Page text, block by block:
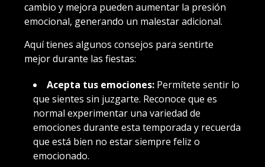
cambio y mejora pueden aumentar la presión
emocional, generando un malestar adicional.
Aquí tienes algunos consejos para sentirte
mejor durante las fiestas:
Acepta tus emociones: Permítete sentir lo
que sientes sin juzgarte. Reconoce que es
normal experimentar una variedad de
emociones durante esta temporada y recuerda
que está bien no estar siempre feliz o
emocionado.